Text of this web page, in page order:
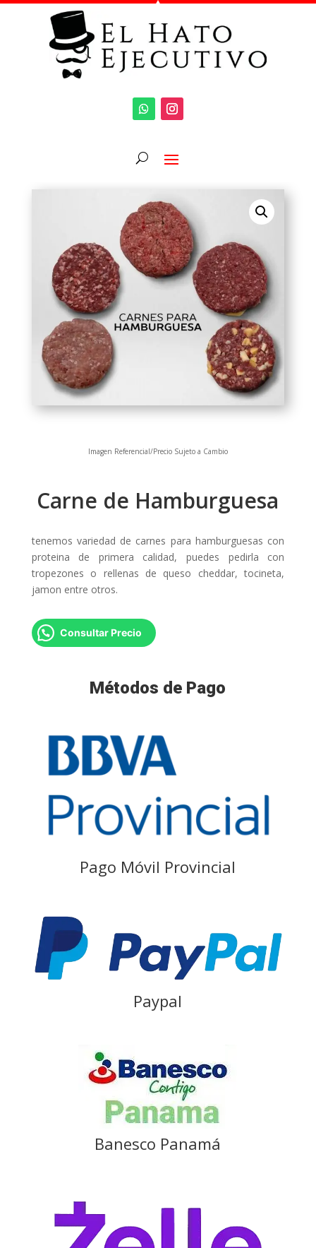
Imagen Referencial/Precio Sujeto a Cambio
Carne de Hamburguesa
tenemos variedad de carnes para hamburguesas con
proteina de primera calidad, puedes pedirla con
tropezones o rellenas de queso cheddar, tocineta,
jamon entre otros.
Consultar Precio
Métodos de Pago
Pago Móvil Provincial
Paypal
Banesco Panamá